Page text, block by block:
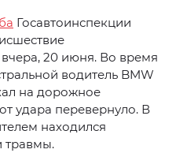
Госавтоинспекции
20 июня. Во время
водитель BMW
на дорожное
удара перевернуло. В
находился
травмы.